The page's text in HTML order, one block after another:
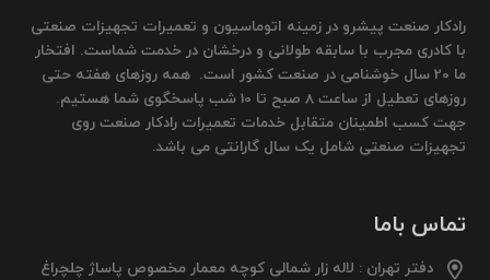
رادکار صنعت پیشرو در زمینه اتوماسیون و تعمیرات تجهیزات صنعتی
با کادری مجرب با سابقه طولانی و درخشان در خدمت شماست. افتخار
ما 20 سال خوشنامی در صنعت کشور است. همه روزهای هفته حتی
روزهای تعطیل از ساعت 8 صبح تا 10 شب پاسخگوی شما هستیم.
جهت کسب اطمینان متقابل خدمات تعمیرات رادکار صنعت روی
تجهیزات صنعتی شامل یک سال گارانتی می باشد.
تماس باما
دفتر تهران : لاله زار شمالی کوچه معمار مخصوص پاساژ چلچراغ